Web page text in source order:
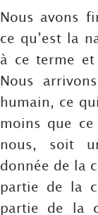
Nous avons
ce qu’est la
à ce terme
Nous
humain, ce
moins que
nous, soit
donnée de la
partie de la
partie de la